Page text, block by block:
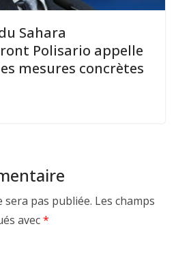
Sahara
Polisario appelle
mesures concrètes
sera pas publiée. Les champs
avec*